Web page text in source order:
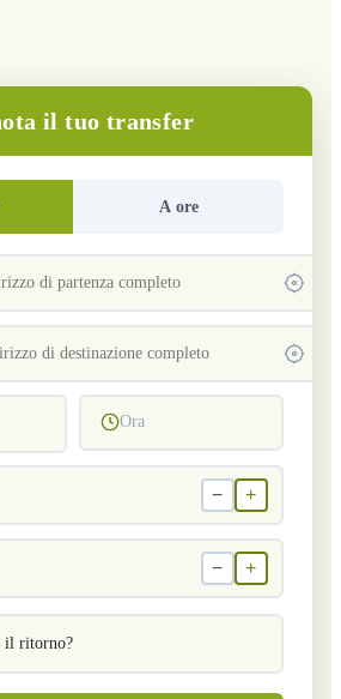
il tuo transfer
A ore
Ora
− +
− +
il ritorno?